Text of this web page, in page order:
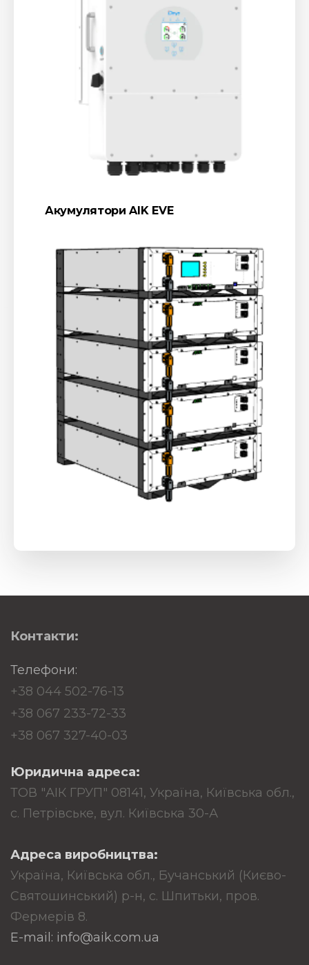
Акумулятори AIK EVE
Контакти:
Телефони:
+38 044 502-76-13
+38 067 233-72-33
+38 067 327-40-03
Юридична адреса:
ТОВ "АІК ГРУП" 08141, Україна, Київська обл.,
с. Петрівське, вул. Київська 30-А
Адреса виробництва:
Україна, Київська обл., Бучанський (Києво-
Святошинський) р-н, с. Шпитьки, пров.
Фермерів 8.
E-mail: info@aik.com.ua